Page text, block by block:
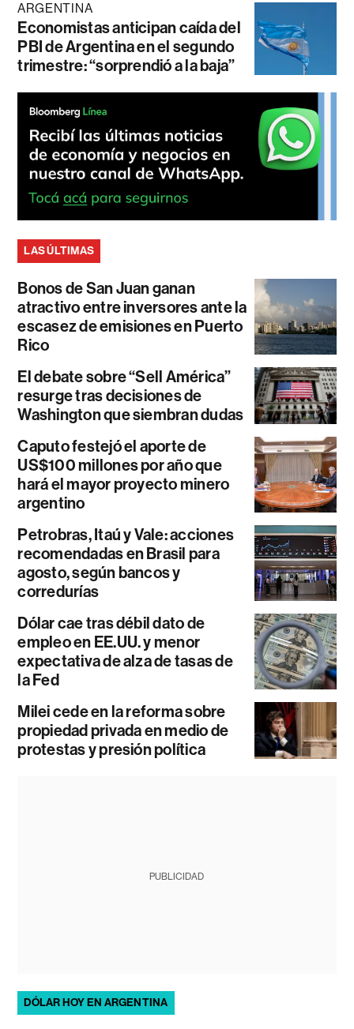
ARGENTINA
Economistas anticipan caída del
PBI de Argentina en el segundo
trimestre: “sorprendió a la baja”
LAS ÚLTIMAS
Bonos de San Juan ganan
atractivo entre inversores ante la
escasez de emisiones en Puerto
Rico
El debate sobre “Sell América”
resurge tras decisiones de
Washington que siembran dudas
Caputo festejó el aporte de
US$100 millones por año que
hará el mayor proyecto minero
argentino
Petrobras, Itaú y Vale: acciones
recomendadas en Brasil para
agosto, según bancos y
corredurías
Dólar cae tras débil dato de
empleo en EE.UU. y menor
expectativa de alza de tasas de
la Fed
Milei cede en la reforma sobre
propiedad privada en medio de
protestas y presión política
PUBLICIDAD
DÓLAR HOY EN ARGENTINA